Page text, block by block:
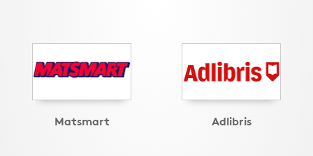
Matsmart Adlibris